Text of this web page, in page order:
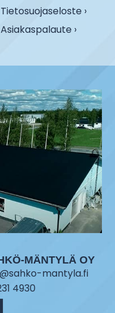
Tietosuojaseloste ›
Asiakaspalaute ›
MÄNTYLÄ OY
mantyla.fi
4930